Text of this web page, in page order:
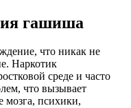
гашиша
что никак не
Наркотик
среде и часто
что вызывает
мозга, психики,